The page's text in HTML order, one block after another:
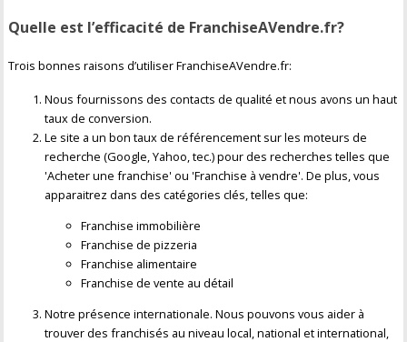
Quelle est l’efficacité de FranchiseAVendre.fr?
Trois bonnes raisons d’utiliser FranchiseAVendre.fr:
Nous fournissons des contacts de qualité et nous avons un haut
taux de conversion.
Le site a un bon taux de référencement sur les moteurs de
recherche (Google, Yahoo, tec.) pour des recherches telles que
'Acheter une franchise' ou 'Franchise à vendre'. De plus, vous
apparaitrez dans des catégories clés, telles que:
Franchise immobilière
Franchise de pizzeria
Franchise alimentaire
Franchise de vente au détail
Notre présence internationale. Nous pouvons vous aider à
trouver des franchisés au niveau local, national et international,